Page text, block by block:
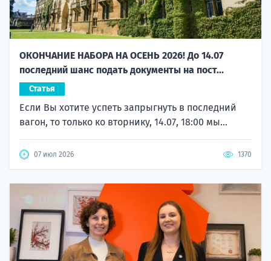
ОКОНЧАНИЕ НАБОРА НА ОСЕНЬ 2026! До 14.07
последний шанс подать документы на пост...
Статья
Если Вы хотите успеть запрыгнуть в последний
вагон, то только ко вторнику, 14.07, 18:00 мы...
07 июл 2026 1370